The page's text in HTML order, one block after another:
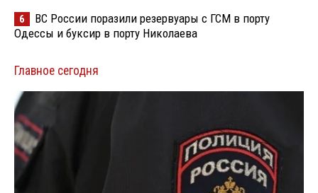
6
ВС России поразили резервуары с ГСМ в порту
Одессы и буксир в порту Николаева
Главное сегодня